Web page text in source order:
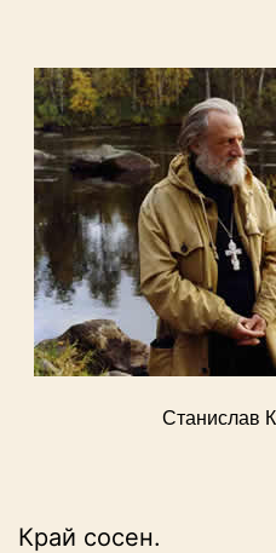
Станислав
Край сосен.